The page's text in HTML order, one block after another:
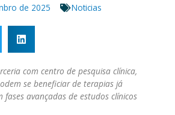
de 2025 Noticias
com centro de pesquisa clínica,
se beneficiar de terapias já
fases avançadas de estudos clínicos